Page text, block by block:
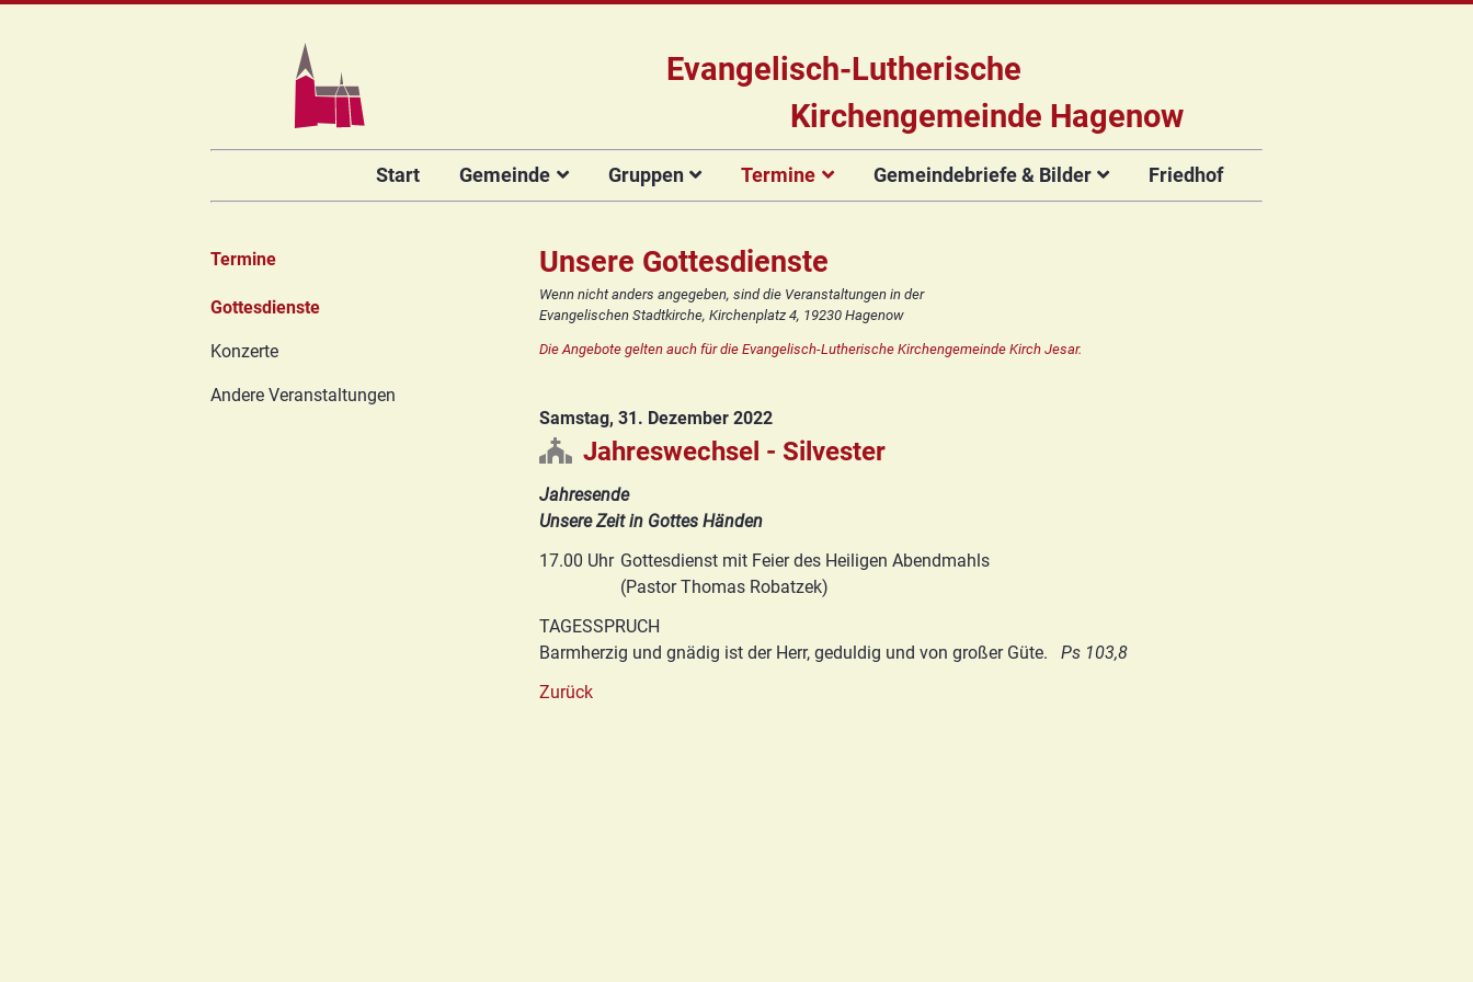
Evangelisch-Lutherische
Kirchengemeinde Hagenow
überspringen
Start Gemeinde
Das Team
Hauptamtliche
Kirchengemeinderat
Vorstellung der
Unsere Kirche
Orgelsanierung
Rückblick
Prävention
FAQ
HGN
Gruppen
Für Kinder
Kinderkirche
Kinderturnen
Konfirmanden
Für Erwachsene
Chor
Posaunenchor
Collegium
Blaues Kreuz
Chor
Posaunenchor
Freundeskreis
Seniorenkreis
Frauenkreis
Zirkusgruppe
Termine
Gottesdienste Konzerte
Flyer der
Gemeindebriefe & Bilder
Gemeindebriefe
Friedhof
Unsere Gottesdienste
Wenn nicht anders angegeben, sind die Veranstaltungen in der
Evangelischen Stadtkirche, Kirchenplatz 4, 19230 Hagenow
Die Angebote gelten auch für die Evangelisch-Lutherische Kirchengemeinde Kirch Jesar.
Samstag, 31. Dezember 2022
Jahreswechsel - Silvester
Jahresende
Unsere Zeit in Gottes Händen
17.00 Uhr Gottesdienst mit Feier des Heiligen Abendmahls
(Pastor Thomas Robatzek)
TAGESSPRUCH
Barmherzig und gnädig ist der Herr, geduldig und von großer Güte.
Ps 103,8
Zurück
Termine
Navigation
Gottesdienste
Konzerte
Andere Veranstaltungen